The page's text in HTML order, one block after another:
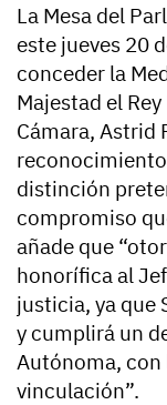
La Mesa del
este jueves 20
conceder la
Majestad el
Cámara, Astrid
distinción
compromiso
añade que
honorífica al
justicia, ya que
y cumplirá un
Autónoma, con
vinculación”.